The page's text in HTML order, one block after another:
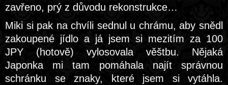
zavřeno, prý z důvodu rekonstrukce…
Miki si pak na chvíli sednul u chrámu, aby snědl
zakoupené jídlo a já jsem si mezitím za 100
JPY (hotově) vylosovala věštbu. Nějaká
Japonka mi tam pomáhala najít správnou
schránku se znaky, které jsem si vytáhla.